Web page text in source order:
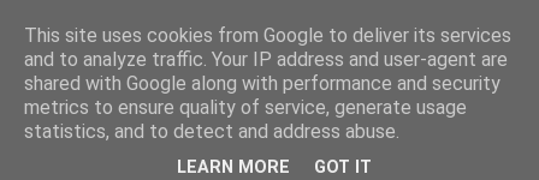
Info MILEANCA
BINE AȚI VENIT! *Jurnal online de informație și opinie;
Miercuri 05 August, 2026
This site uses cookies from Google to deliver its services
and to analyze traffic. Your IP address and user-agent are
shared with Google along with performance and security
metrics to ensure quality of service, generate usage
statistics, and to detect and address abuse.
LEARN MORE GOT IT